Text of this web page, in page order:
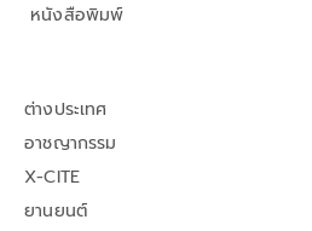
หนังสือพิมพ์
ต่างประเทศ
อาชญากรรม
X-CITE
ยานยนต์